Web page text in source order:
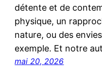
détente et de
physique, un
nature, ou des
exemple. Et notre
mai 20, 2026